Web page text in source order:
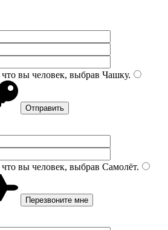
вы человек, выбрав Чашку.
вы человек, выбрав Самолёт.